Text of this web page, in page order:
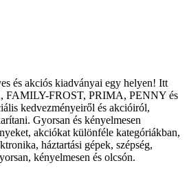
és akciós kiadványai egy helyen! Itt
FAMILY-FROST, PRIMA, PENNY és
kedvezményeiről és akcióiról,
Gyorsan és kényelmesen
akciókat különféle kategóriákban,
háztartási gépek, szépség,
kényelmesen és olcsón.